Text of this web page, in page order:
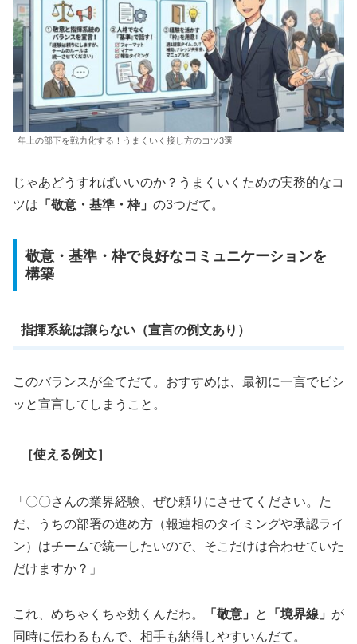
年上の部下を戦力化する！うまくいく接し方のコツ3選
じゃあどうすればいいのか？うまくいくための実務的なコ
ツは 「敬意・基準・枠」 の3つだて。
敬意・基準・枠で良好なコミュニケーションを
構築
指揮系統は譲らない（宣言の例文あり）
このバランスが全てだて。おすすめは、最初に一言でビシ
ッと宣言してしまうこと。
［使える例文］
「〇〇さんの業界経験、ぜひ頼りにさせてください。た
だ、うちの部署の進め方（報連相のタイミングや承認ライ
ン）はチームで統一したいので、そこだけは合わせていた
だけますか？」
これ、めちゃくちゃ効くんだわ。 「敬意」 と 「境界線」 が
同時に伝わるもんで、相手も納得しやすいんだて。